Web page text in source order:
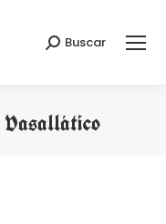
Buscar:
Buscar
Vasallático